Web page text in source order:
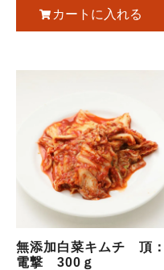
カートに入れる
無添加白菜キムチ 頂：
電撃 300ｇ